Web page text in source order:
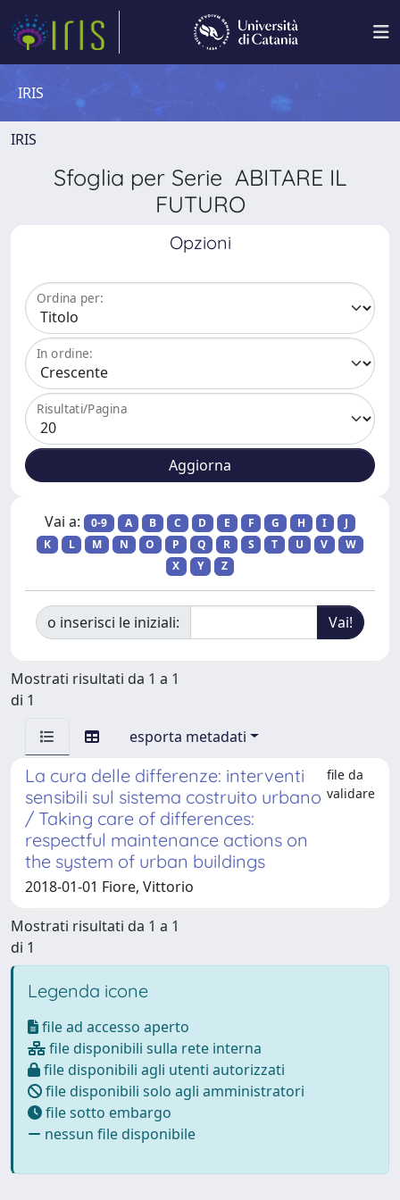
IRIS
IRIS
Sfoglia per Serie ABITARE IL
FUTURO
Opzioni
Ordina per:
In ordine:
Risultati/Pagina
Vai a: 0-9 A B C D E F G H I
J
K
L M N O P Q R S T U V
W
X
Y Z
o inserisci le iniziali:
Mostrati risultati da 1 a 1
di 1
esporta metadati
La cura delle differenze: interventi
sensibili sul sistema costruito urbano
/ Taking care of differences:
respectful maintenance actions on
the system of urban buildings
file da
validare
2018-01-01 Fiore, Vittorio
Mostrati risultati da 1 a 1
di 1
Legenda icone
file ad accesso aperto
file disponibili sulla rete interna
file disponibili agli utenti autorizzati
file disponibili solo agli amministratori
file sotto embargo
nessun file disponibile